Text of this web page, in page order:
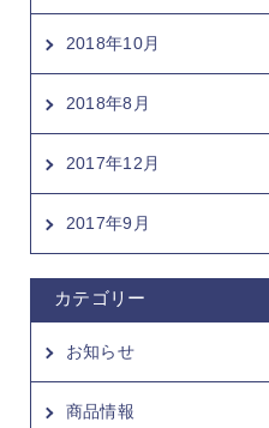
2018年10月
2018年8月
2017年12月
2017年9月
カテゴリー
お知らせ
商品情報